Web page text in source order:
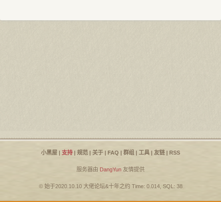
小黑屋 | 支持 | 规范 | 关于 | FAQ | 群组 | 工具 | 友链 | RSS
服务器由 DangYun 友情提供
© 始于2020.10.10 大佬论坛&十年之约Time: 0.014, SQL: 38